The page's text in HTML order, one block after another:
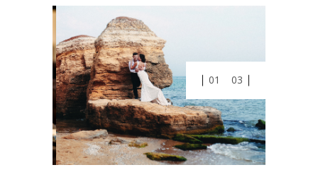
01 03